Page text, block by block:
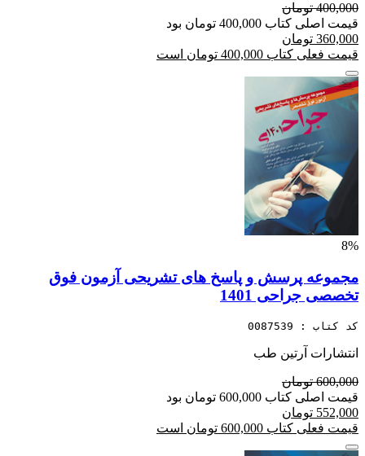
400,000 تومان
قیمت اصلی کتاب 400,000 تومان بود
360,000 تومان
قیمت فعلی کتاب 400,000 تومان است
8%
مجموعه پرسش و پاسخ های تشریحی آزمون فوق
تخصصی جراحی 1401
کد کتاب : 0087539
انتشارات آرتین طب
600,000 تومان
قیمت اصلی کتاب 600,000 تومان بود
552,000 تومان
قیمت فعلی کتاب 600,000 تومان است